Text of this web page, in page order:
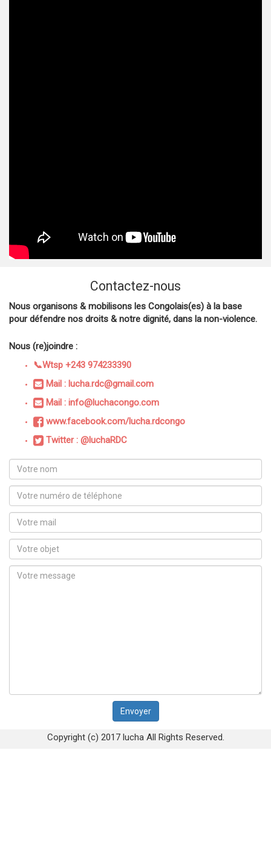
Contactez-nous
Nous organisons & mobilisons les Congolais(es) à la base
pour défendre nos droits & notre dignité, dans la non-violence.
Nous (re)joindre :
📞Wtsp +243 974233390
Mail : lucha.rdc@gmail.com
Mail : info@luchacongo.com
www.facebook.com/lucha.rdcongo
Twitter : @luchaRDC
Copyright (c) 2017 lucha All Rights Reserved.